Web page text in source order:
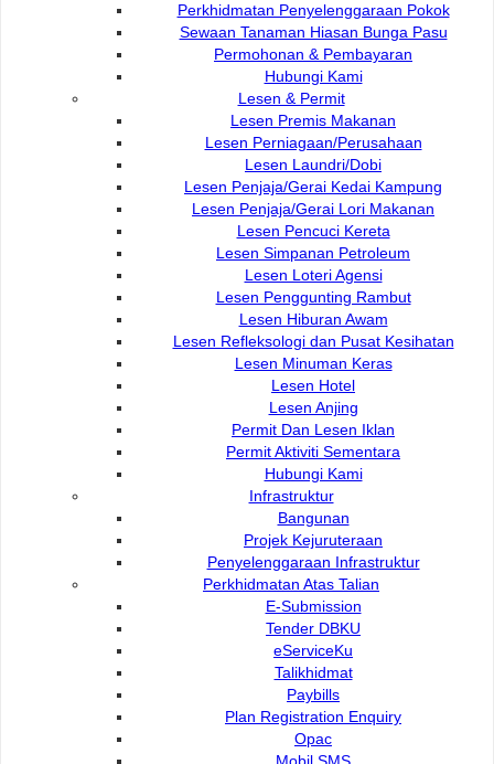
Perkhidmatan Penyelenggaraan Pokok
Sewaan Tanaman Hiasan Bunga Pasu
Permohonan & Pembayaran
Hubungi Kami
Lesen & Permit
Lesen Premis Makanan
Lesen Perniagaan/Perusahaan
Lesen Laundri/Dobi
Lesen Penjaja/Gerai Kedai Kampung
Lesen Penjaja/Gerai Lori Makanan
Lesen Pencuci Kereta
Lesen Simpanan Petroleum
Lesen Loteri Agensi
Lesen Penggunting Rambut
Lesen Hiburan Awam
Lesen Refleksologi dan Pusat Kesihatan
Lesen Minuman Keras
Lesen Hotel
Lesen Anjing
Permit Dan Lesen Iklan
Permit Aktiviti Sementara
Hubungi Kami
Infrastruktur
Bangunan
Projek Kejuruteraan
Penyelenggaraan Infrastruktur
Perkhidmatan Atas Talian
E-Submission
Tender DBKU
eServiceKu
Talikhidmat
Paybills
Plan Registration Enquiry
Opac
Bukit Siol, Jalan Semariang
93050 Kuching Sarawak
082-512200
adm@dbku.gov.my
Peta Lokasi
e-ServiceKu
OPAC
Paybills
Mobile SMS
Plan Registration
Enquiry
Talikhidmat
Pelawat Di Talian
Jumlah Pelawat
Terma dan Syarat Notis Hak Cipta |
Polisi Privasi
W3C Disability Access | Hubungi Kami
Bandaraya Kuching Utara ©